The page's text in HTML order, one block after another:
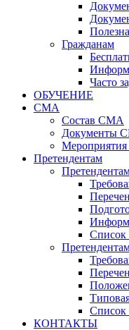
Гражданам
Часто
ОБУЧЕНИЕ
СМА
Состав СМА
Документы
Претендентам
Список
Список
КОНТАКТЫ